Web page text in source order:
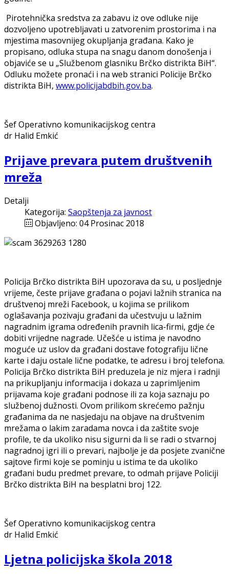
Pirotehnička sredstva za zabavu iz ove odluke nije
dozvoljeno upotrebljavati u zatvorenim prostorima i na
mjestima masovnijeg okupljanja građana. Kako je
propisano, odluka stupa na snagu danom donošenja i
objaviće se u „Službenom glasniku Brčko distrikta BiH“.
Odluku možete pronaći i na web stranici Policije Brčko
distrikta BiH, www.policijabdbih.gov.ba.
Šef Operativno komunikacijskog centra
dr Halid Emkić
Prijave prevara putem društvenih
mreža
Detalji
Kategorija: Saopštenja za javnost
Objavljeno: 04 Prosinac 2018
Policija Brčko distrikta BiH upozorava da su, u posljednje
vrijeme, česte prijave građana o pojavi lažnih stranica na
društvenoj mreži Facebook, u kojima se prilikom
oglašavanja pozivaju građani da učestvuju u lažnim
nagradnim igrama određenih pravnih lica-firmi, gdje će
dobiti vrijedne nagrade. Učešće u istima je navodno
moguće uz uslov da građani dostave fotografiju lične
karte i daju ostale lične podatke, te adresu i broj telefona.
Policija Brčko distrikta BiH preduzela je niz mjera i radnji
na prikupljanju informacija i dokaza u zaprimljenim
prijavama koje građani podnose ili za koja saznaju po
službenoj dužnosti. Ovom prilikom skrećemo pažnju
građanima da ne nasjedaju na objave na društvenim
mrežama o lakim zaradama novca i da zaštite svoje
profile, te da ukoliko nisu sigurni da li se radi o stvarnoj
nagradnoj igri ili o prevari, najbolje je da posjete zvanične
sajtove firmi koje se pominju u istima te da ukoliko
građani budu predmet prevare, to odmah prijave Policiji
Brčko distrikta BiH na besplatni broj 122.
Šef Operativno komunikacijskog centra
dr Halid Emkić
Ljetna policijska škola 2018